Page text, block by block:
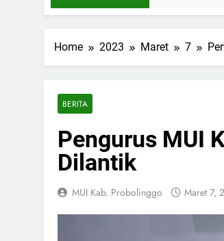
Home 2023 Maret 7
BERITA
Pengurus MUI
Dilantik
MUI Kab. Probolinggo Maret 7,